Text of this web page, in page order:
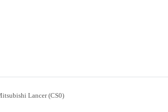
Lancer (CS0)